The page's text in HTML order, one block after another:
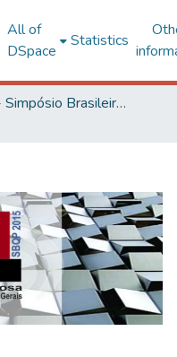
All of
DSpace
Statistics
SBQP - Simpósio Brasileiro de Qualidade do Projeto no Ambiente Construído